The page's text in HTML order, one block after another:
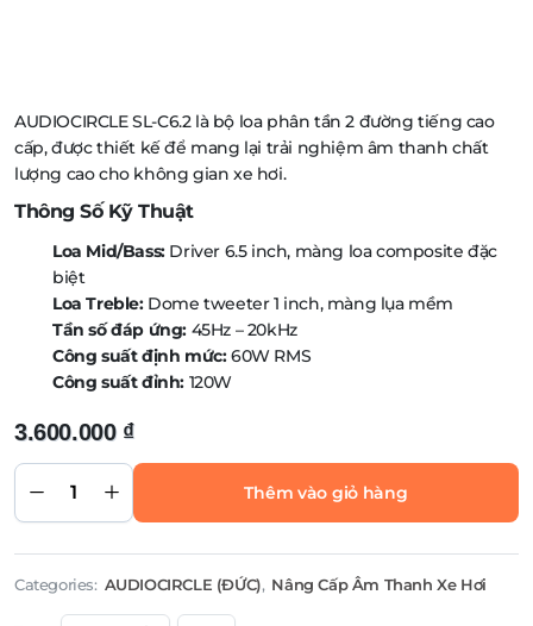
AUDIOCIRCLE SL-C6.2 là bộ loa phân tần 2 đường tiếng cao
cấp, được thiết kế để mang lại trải nghiệm âm thanh chất
lượng cao cho không gian xe hơi.
Thông Số Kỹ Thuật
Loa Mid/Bass:Driver 6.5 inch, màng loa composite đặc
biệt
Loa Treble:Dome tweeter 1 inch, màng lụa mềm
Tần số đáp ứng: 45Hz – 20kHz
Công suất định mức:60W RMS
Công suất đỉnh: 120W
3.600.000 ₫
2 way- Loa
phân tần
AUDIOCIRCLE
SL- C6.2
Thêm vào giỏ hàng
Categories: AUDIOCIRCLE (ĐỨC), Nâng Cấp Âm Thanh Xe Hơi